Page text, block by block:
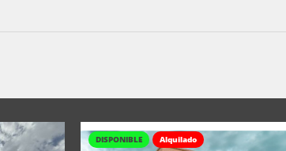
DISPONIBLE Alquilado